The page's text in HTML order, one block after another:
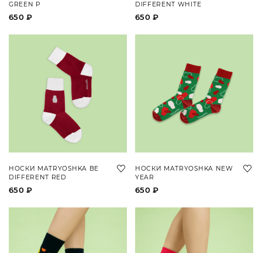
GREEN P
650 ₽
DIFFERENT WHITE
650 ₽
НОСКИ MATRYOSHKA BE
DIFFERENT RED
650 ₽
НОСКИ MATRYOSHKA NEW
YEAR
650 ₽